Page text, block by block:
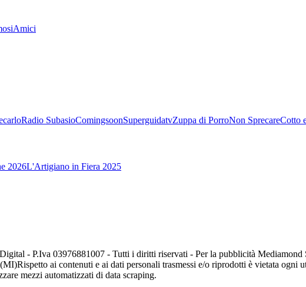
Amici
Radio SubasioComingsoonSuperguidatvZuppa di PorroNon SprecareCotto
2026L'Artigiano in Fiera 2025
- P.Iva 03976881007 - Tutti i diritti riservati - Per la pubblicità
Rispetto ai contenuti e ai dati personali trasmessi e/o riprodotti è vietata ogni
mezzi automatizzati di data scraping.